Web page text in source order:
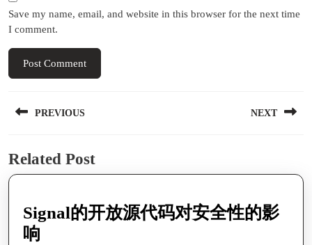
Save my name, email, and website in this browser for the next time
I comment.
navigation
PREVIOUS
post:
NEXT
Related Post
Signal的开放源代码对安全性的影
响